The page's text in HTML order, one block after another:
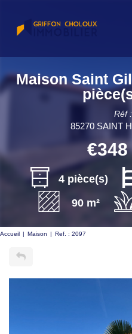
Maison Saint
Réf
85270 SAINT
€348
4 pièce(s)
90 m²
Accueil Maison Ref. : 2097